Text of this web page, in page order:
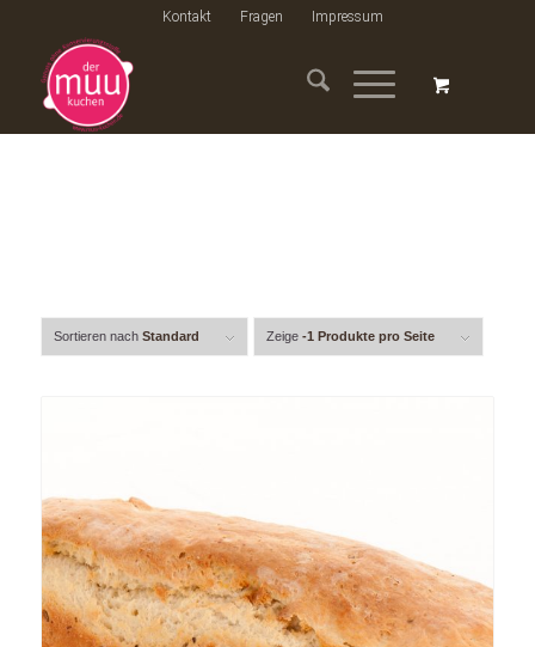
Kontakt Fragen Impressum
Sortieren nach Standard Zeige -1 Produkte pro Seite